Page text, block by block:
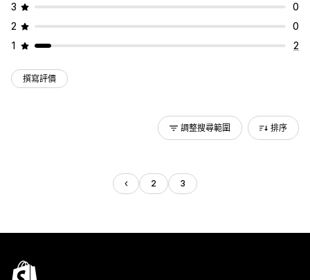
3
0
2
0
1
2
撰寫評價
調整搜尋範圍 排序
2 3